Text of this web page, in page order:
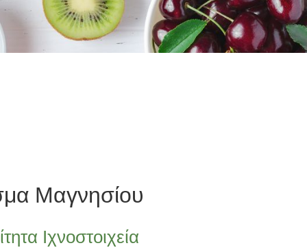
Μαγνησίου
Ιχνοστοιχεία